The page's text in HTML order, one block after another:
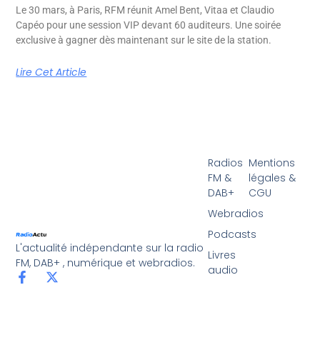
Le 30 mars, à Paris, RFM réunit Amel Bent, Vitaa et Claudio
Capéo pour une session VIP devant 60 auditeurs. Une soirée
exclusive à gagner dès maintenant sur le site de la station.
Lire Cet Article
L'actualité indépendante sur la radio
FM, DAB+ , numérique et webradios.
Radios
FM &
DAB+
Webradios
Podcasts
Livres
audio
Mentions
légales &
CGU